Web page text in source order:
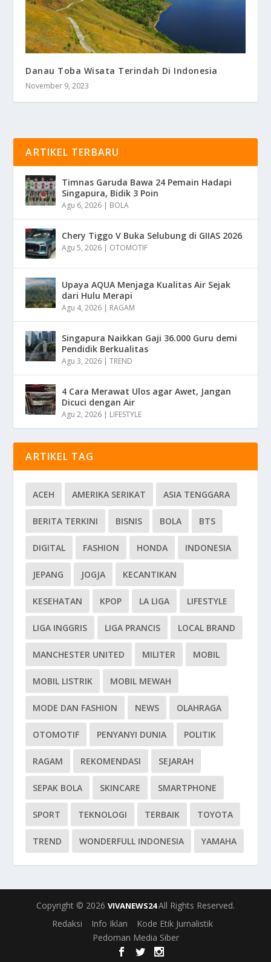
Danau Toba Wisata Terindah Di Indonesia
November 9, 2023
ARTIKEL TERBARU
Timnas Garuda Bawa 24 Pemain Hadapi
Singapura, Bidik 3 Poin
Agu 6, 2026 | BOLA
Chery Tiggo V Buka Selubung di GIIAS 2026
Agu 5, 2026 | OTOMOTIF
Upaya AQUA Menjaga Kualitas Air Sejak
dari Hulu Merapi
Agu 4, 2026 | RAGAM
Singapura Naikkan Gaji 36.000 Guru demi
Pendidik Berkualitas
Agu 3, 2026 |TREND
4 Cara Merawat Ulos agar Awet, Jangan
Dicuci dengan Air
Agu 2, 2026 | LIFESTYLE
ARTIKEL TAG
ACEH AMERIKA SERIKAT ASIA TENGGARA
BERITA TERKINI BISNIS BOLA BTS
DIGITAL FASHION HONDA INDONESIA
JEPANG JOGJA KECANTIKAN
KESEHATAN KPOP LA LIGA LIFESTYLE
LIGA INGGRIS LIGA PRANCIS LOCAL BRAND
MANCHESTER UNITED MILITER MOBIL
MOBIL LISTRIK MOBIL MEWAH
MODE DAN FASHION NEWS OLAHRAGA
OTOMOTIF PENYANYI DUNIA POLITIK
RAGAM REKOMENDASI SEJARAH
SEPAK BOLA SKINCARE SMARTPHONE
SPORT TEKNOLOGI TERBAIK TOYOTA
TREND WONDERFULL INDONESIA YAMAHA
Copyright © 2026 VIVANEWS24All Rights Reserved.
Redaksi
Info Iklan
Kode Etik Jurnalistik
Pedoman Media Siber